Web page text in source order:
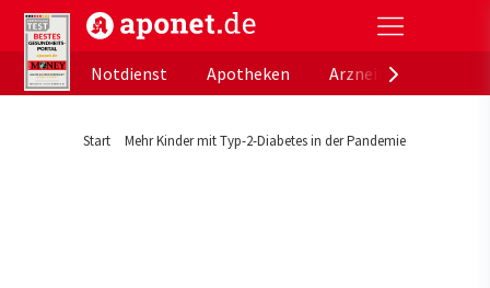
aponet.de - Das offizielle Gesundheitsportal der
Notdienst
Apotheken
Start Mehr Kinder mit Typ-2-Diabetes in der Pandemie